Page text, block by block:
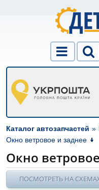
Каталог автозапчастей »
Окно ветровое и заднее
Окно
ПОСМОТРЕТЬ НА